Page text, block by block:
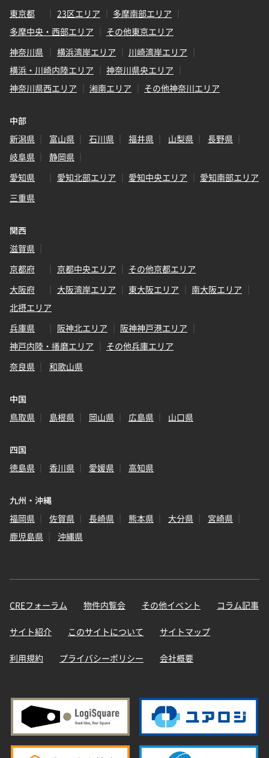
東京都
23区エリア
多摩南部エリア
多摩中央・西部エリア
その他東京エリア
神奈川県
横浜湾岸エリア
川崎湾岸エリア
横浜・川崎内陸エリア
神奈川県央エリア
神奈川県西エリア
湘南エリア その他神奈川エリア
中部
新潟県
富山県 石川県 福井県 山梨県
長野県
岐阜県
静岡県
愛知県
愛知北部エリア 愛知中央エリア
愛知南部エリア
三重県
関西
滋賀県
京都府
京都中央エリア
その他京都エリア
大阪府
大阪湾岸エリア 東大阪エリア
南大阪エリア
北摂エリア
兵庫県
阪神北エリア
阪神神戸港エリア
神戸内陸・播磨エリア
その他兵庫エリア
奈良県
和歌山県
中国
鳥取県
島根県 岡山県 広島県 山口県
四国
徳島県
香川県 愛媛県 高知県
九州・沖縄
福岡県
佐賀県 長崎県 熊本県 大分県
宮崎県
鹿児島県
沖縄県
CREフォーラム 物件内覧会 その他イベント コラム記事
サイト紹介 このサイトについて サイトマップ
利用規約 プライバシーポリシー 会社概要